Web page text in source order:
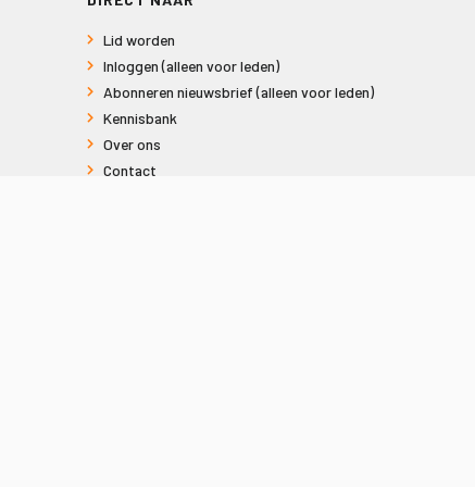
Lid worden
Inloggen (alleen voor leden)
Abonneren nieuwsbrief (alleen voor leden)
Kennisbank
Over ons
Contact